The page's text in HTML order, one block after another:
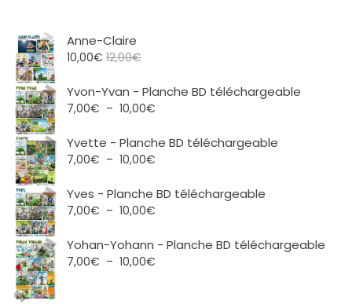
Anne-Claire
10,00€ 12,00€
Yvon-Yvan - Planche BD téléchargeable
7,00€ – 10,00€
prix :
10,00€
Yvette - Planche BD téléchargeable
7,00€ – 10,00€
prix :
10,00€
Yves - Planche BD téléchargeable
7,00€ – 10,00€
prix :
Yohan-Yohann - Planche BD téléchargeable
7,00€ – 10,00€